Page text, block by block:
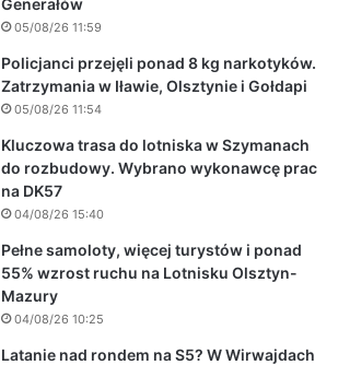
Generałów
05/08/26 11:59
Policjanci przejęli ponad 8 kg narkotyków.
Zatrzymania w Iławie, Olsztynie i Gołdapi
05/08/26 11:54
Kluczowa trasa do lotniska w Szymanach
do rozbudowy. Wybrano wykonawcę prac
na DK57
04/08/26 15:40
Pełne samoloty, więcej turystów i ponad
55% wzrost ruchu na Lotnisku Olsztyn-
Mazury
04/08/26 10:25
Latanie nad rondem na S5? W Wirwajdach